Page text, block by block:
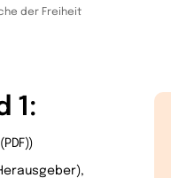
der Freiheit
1: